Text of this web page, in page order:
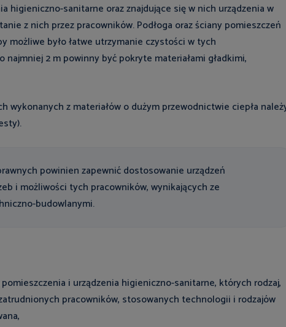
higieniczno-sanitarne oraz znajdujące się w nich urządzenia w
z nich przez pracowników. Podłoga oraz ściany pomieszczeń
możliwe było łatwe utrzymanie czystości w tych
2 m powinny być pokryte materiałami gładkimi,
wykonanych z materiałów o dużym przewodnictwie ciepła
powinien zapewnić dostosowanie urządzeń
i możliwości tych pracowników, wynikających ze
budowlanymi.
i urządzenia higieniczno-sanitarne, których rodzaj,
pracowników, stosowanych technologii i rodzajów